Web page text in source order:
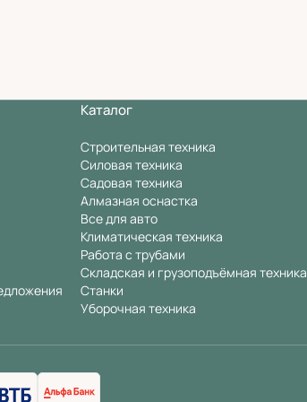
Каталог
Строительная техника
Силовая техника
Садовая техника
Алмазная оснастка
Все для авто
Климатическая техника
Работа с трубами
Складская и грузоподъёмная техника
Станки
Уборочная техника